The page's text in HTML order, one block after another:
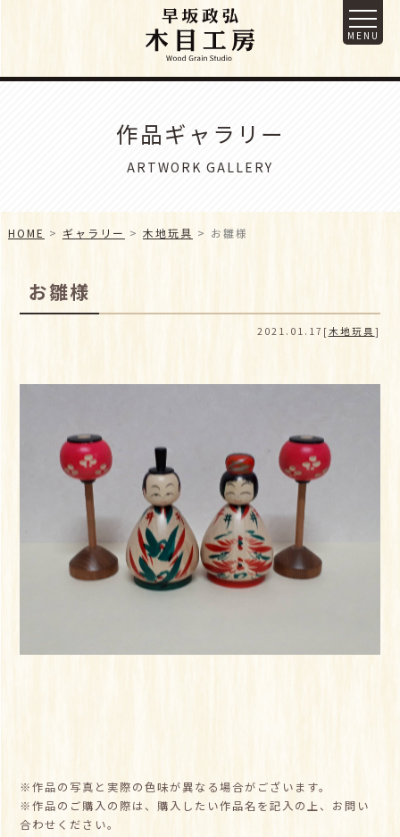
作品ギャラリー
ARTWORK GALLERY
HOME ギャラリー 木地玩具 お雛様
お雛様
2021.01.17[木地玩具 ]
※作品の写真と実際の色味が異なる場合がございます。
※作品のご購入の際は、購入したい作品名を記入の上、お問い
合わせください。